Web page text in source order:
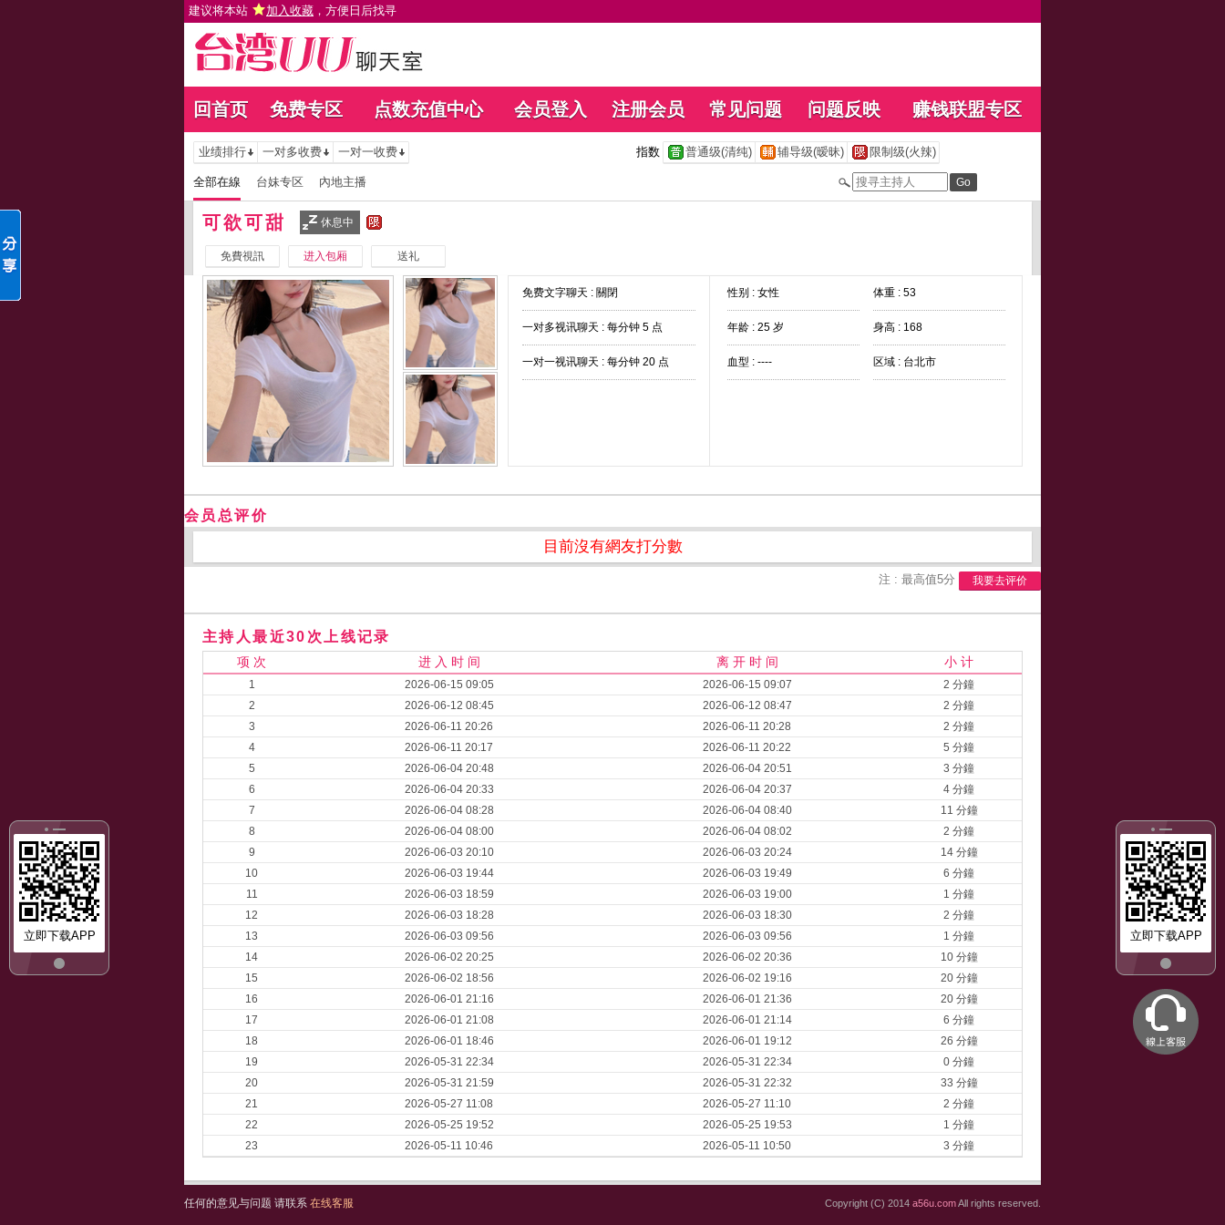
建议将本站 加入收藏 ，方便日后找寻
回首页 免费专区 点数充值中心 会员登入 注册会员 常见问题 问题反映 赚钱联盟专区
立即下载APP
立即下载APP
业绩排行 一对多收费 一对一收费 指数 普通级(清纯) 辅导级(暧昧) 限制级(火辣)
全部在線 台妹专区 內地主播
可欲可甜 休息中
免費視訊 进入包厢 送礼
免费文字聊天 : 關閉
一对多视讯聊天 : 每分钟 5 点
一对一视讯聊天 : 每分钟 20 点
性别 : 女性 体重 : 53
年龄 : 25 岁 身高 : 168
血型 : ---- 区域 : 台北市
会员总评价
目前沒有網友打分數
注 : 最高值5分 我要去评价
主持人最近30次上线记录
项 次 进 入 时 间 离 开 时 间 小 计
1 2026-06-15 09:05 2026-06-15 09:07
2 分鐘
2
2026-06-12 08:45 2026-06-12 08:47
2 分鐘
3
2026-06-11 20:26 2026-06-11 20:28
2 分鐘
4
2026-06-11 20:17 2026-06-11 20:22
5 分鐘
5
2026-06-04 20:48 2026-06-04 20:51
3 分鐘
6
2026-06-04 20:33 2026-06-04 20:37
4 分鐘
7
2026-06-04 08:28 2026-06-04 08:40
11 分鐘
8
2026-06-04 08:00 2026-06-04 08:02
2 分鐘
9
2026-06-03 20:10 2026-06-03 20:24
14 分鐘
10
2026-06-03 19:44 2026-06-03 19:49
6 分鐘
11
2026-06-03 18:59 2026-06-03 19:00
1 分鐘
12
2026-06-03 18:28 2026-06-03 18:30
2 分鐘
13
2026-06-03 09:56 2026-06-03 09:56
1 分鐘
14
2026-06-02 20:25 2026-06-02 20:36
10 分鐘
15
2026-06-02 18:56 2026-06-02 19:16
20 分鐘
16
2026-06-01 21:16 2026-06-01 21:36
20 分鐘
17
2026-06-01 21:08 2026-06-01 21:14
6 分鐘
18
2026-06-01 18:46 2026-06-01 19:12
26 分鐘
19
2026-05-31 22:34 2026-05-31 22:34
0 分鐘
20
2026-05-31 21:59 2026-05-31 22:32
33 分鐘
21
2026-05-27 11:08 2026-05-27 11:10
2 分鐘
22
2026-05-25 19:52 2026-05-25 19:53
1 分鐘
23
2026-05-11 10:46 2026-05-11 10:50 3 分鐘
任何的意见与问题 请联系 在线客服 Copyright (C) 2014 a56u.comAll rights reserved.